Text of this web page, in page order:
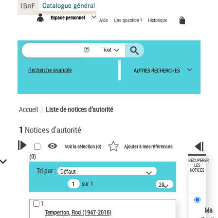
Espace personnel Aide Une question ? Historique
Tout
Recherche avancée AUTRES RECHERCHES
Accueil Liste de notices d’autorité
1 Notices d'autorité
VOTRE RECHERCHE
Recherche avancée dans les
notices d’autorité
Œuvres liées à l'auteur :
Temperton, Rod (1947-2016)
Voir la sélection (0) Ajouter à mes références
(0)
Tri par : Défaut
sur 1
20
résultats/page
1
Temperton, Rod (1947-2016)
RÉCUPÉRER
LES
NOTICES
Ma
Panneau de gestion des cookies